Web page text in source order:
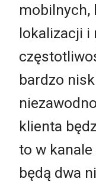
mobilnych,
lokalizacji i
bardzo
klienta
to w
będą dwa